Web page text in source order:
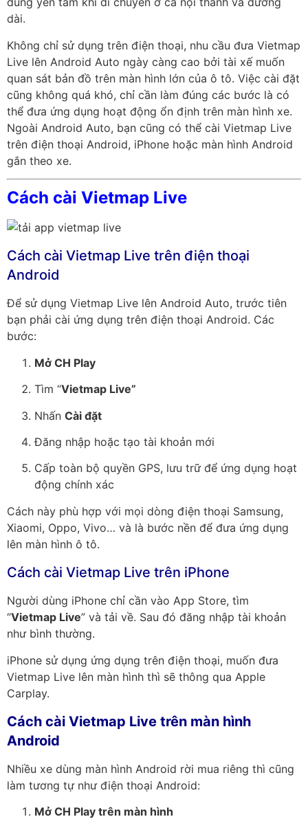
dài.
Không chỉ sử dụng trên điện thoại, nhu cầu đưa Vietmap
Live lên Android Auto ngày càng cao bởi tài xế muốn
quan sát bản đồ trên màn hình lớn của ô tô. Việc cài đặt
cũng không quá khó, chỉ cần làm đúng các bước là có
thể đưa ứng dụng hoạt động ổn định trên màn hình xe.
Ngoài Android Auto, bạn cũng có thể cài Vietmap Live
trên điện thoại Android, iPhone hoặc màn hình Android
gắn theo xe.
Cách cài Vietmap Live
Cách cài Vietmap Live trên điện thoại
Android
Để sử dụng Vietmap Live lên Android Auto, trước tiên
bạn phải cài ứng dụng trên điện thoại Android. Các
bước:
Mở CH Play
Tìm “Vietmap Live”
Nhấn Cài đặt
Đăng nhập hoặc tạo tài khoản mới
Cấp toàn bộ quyền GPS, lưu trữ để ứng dụng hoạt
động chính xác
Cách này phù hợp với mọi dòng điện thoại Samsung,
Xiaomi, Oppo, Vivo… và là bước nền để đưa ứng dụng
lên màn hình ô tô.
Cách cài Vietmap Live trên iPhone
Người dùng iPhone chỉ cần vào App Store, tìm
“Vietmap Live” và tải về. Sau đó đăng nhập tài khoản
như bình thường.
iPhone sử dụng ứng dụng trên điện thoại, muốn đưa
Vietmap Live lên màn hình thì sẽ thông qua Apple
Carplay.
Cách cài Vietmap Live trên màn hình
Android
Nhiều xe dùng màn hình Android rời mua riêng thì cũng
làm tương tự như điện thoại Android:
Mở CH Play trên màn hình